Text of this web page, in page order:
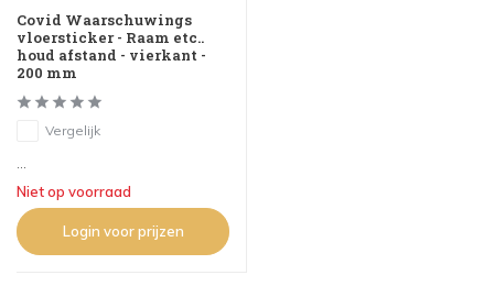
Covid Waarschuwings
vloersticker - Raam etc..
houd afstand - vierkant -
200 mm
Vergelijk
...
Niet op voorraad
Login voor prijzen